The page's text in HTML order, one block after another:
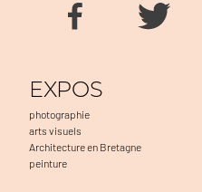
EXPOS
photographie
arts visuels
Architecture en Bretagne
peinture